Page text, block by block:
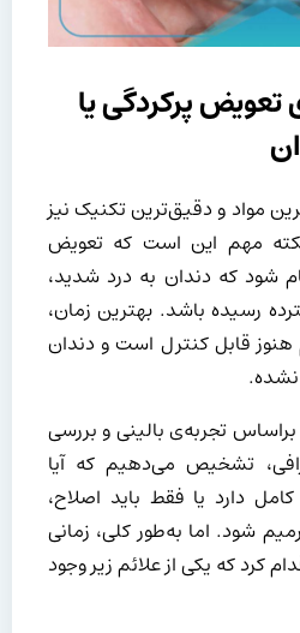
تعویض پرکردگی یا
مواد و دقیق‌ترین تکنیک نیز
مهم این است که تعویض
شود که دندان به درد شدید،
رسیده باشد. بهترین زمان،
قابل کنترل است و دندان
تجربه‌ی بالینی و بررسی
تشخیص می‌دهیم که آیا
دارد یا فقط باید اصلاح،
شود. اما به‌طور کلی، زمانی
کرد که یکی از علائم زیر وجود